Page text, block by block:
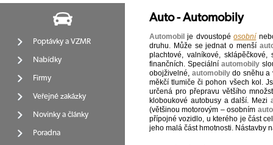
Poptávky a VZMR
Nabídky
Firmy
Veřejné zakázky
Novinky a články
Poradna
Auto - Automobily
Automobil je dvoustopéosobní
druhu. Může se jednat o menší
plachtové, valníkové,
finančních. Speciálníautomobily
obojživelné, automobilydo sněhu a
měkčí tlumiče či pohon všech kol.
určená pro přepravu většího
kloboukové autobusy a další. Mezi
(většinou motorovým – osobním
přípojné vozidlo, u kterého je část
jeho malá část hmotnosti. Nástavby